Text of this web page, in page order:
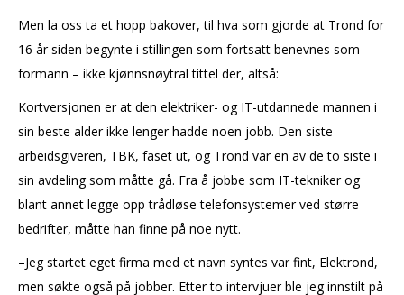
Men la oss ta et hopp bakover, til hva som gjorde at Trond for
16 år siden begynte i stillingen som fortsatt benevnes som
formann – ikke kjønnsnøytral tittel der, altså:
Kortversjonen er at den elektriker- og IT-utdannede mannen i
sin beste alder ikke lenger hadde noen jobb. Den siste
arbeidsgiveren, TBK, faset ut, og Trond var en av de to siste i
sin avdeling som måtte gå. Fra å jobbe som IT-tekniker og
blant annet legge opp trådløse telefonsystemer ved større
bedrifter, måtte han finne på noe nytt.
–Jeg startet eget firma med et navn syntes var fint, Elektrond,
men søkte også på jobber. Etter to intervjuer ble jeg innstilt på